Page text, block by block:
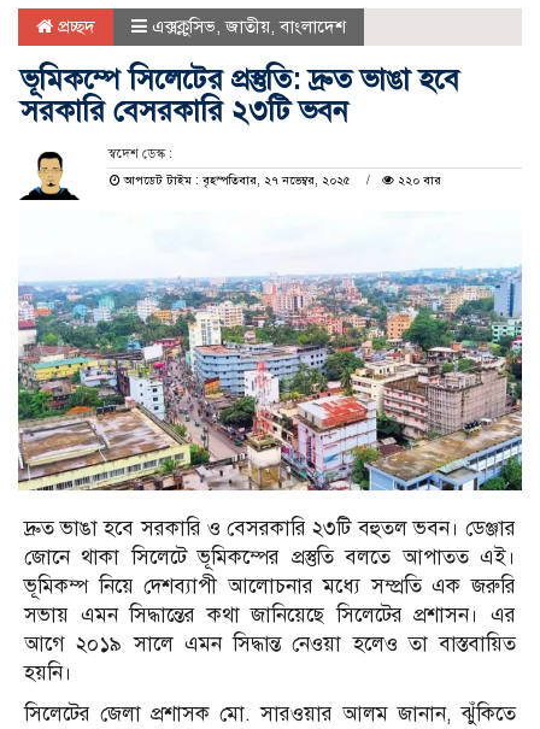
প্রচ্ছদ এক্সক্লুসিভ ,জাতীয় ,বাংলাদেশ
ভূমিকম্পে সিলেটের প্রস্তুতি: দ্রুত ভাঙা হবে
সরকারি বেসরকারি ২৩টি ভবন
স্বদেশ ডেস্ক :
আপডেট টাইম : বৃহস্পতিবার, ২৭ নভেম্বর, ২০২৫
২২০ বার
দ্রুত ভাঙা হবে সরকারি ও বেসরকারি ২৩টি বহুতল ভবন। ডেঞ্জার
জোনে থাকা সিলেটে ভূমিকম্পের প্রস্তুতি বলতে আপাতত এই।
ভূমিকম্প নিয়ে দেশব্যাপী আলোচনার মধ্যে সম্প্রতি এক জরুরি
সভায় এমন সিদ্ধান্তের কথা জানিয়েছে সিলেটের প্রশাসন। এর
আগে ২০১৯ সালে এমন সিদ্ধান্ত নেওয়া হলেও তা বাস্তবায়িত
হয়নি।
সিলেটের জেলা প্রশাসক মো. সারওয়ার আলম জানান, ঝুঁকিতে